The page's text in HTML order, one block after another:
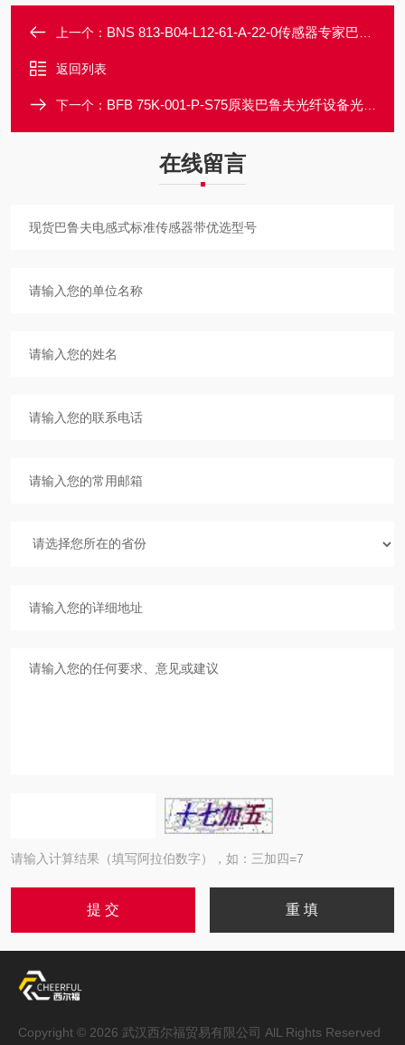
上一个： BNS 813-B04-L12-61-A-22-0传感器专家巴鲁夫行程开关上海办事处
返回列表
下一个： BFB 75K-001-P-S75原装巴鲁夫光纤设备光导体传感器
在线留言
请输入计算结果（填写阿拉伯数字），如：三加四=7
Copyright © 2026 武汉西尔福贸易有限公司 AlL Rights Reserved